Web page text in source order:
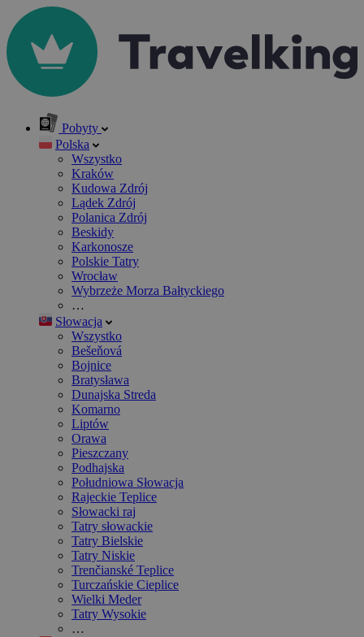
Pobyty
Polska
Wszystko
Kraków
Kudowa Zdrój
Lądek Zdrój
Polanica Zdrój
Beskidy
Karkonosze
Polskie Tatry
Wrocław
Wybrzeże Morza Bałtyckiego
…
Słowacja
Wszystko
Bešeňová
Bojnice
Bratysława
Dunajska Streda
Komarno
Liptów
Orawa
Pieszczany
Podhajska
Południowa Słowacja
Rajeckie Teplice
Słowacki raj
Tatry słowackie
Tatry Bielskie
Tatry Niskie
Trenčianské Teplice
Turczańskie Cieplice
Wielki Meder
Tatry Wysokie
…